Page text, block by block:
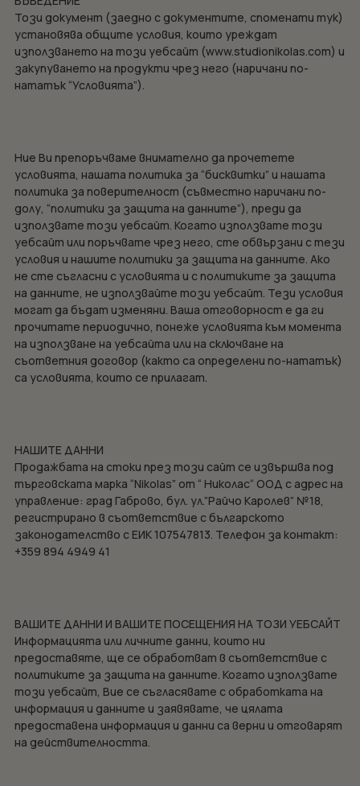
Този документ (заедно с документите, споменати тук)
установява общите условия, които уреждат
използването на този уебсайт (www.studionikolas.com) и
закупуването на продукти чрез него (наричани по-
нататък “Условията”).
Ние Ви препоръчваме внимателно да прочетете
условията, нашата политика за “бисквитки” и нашата
политика за поверителност (съвместно наричани по-
долу, “политики за защита на данните”), преди да
използвате този уебсайт. Когато използвате този
уебсайт или поръчвате чрез него, сте обвързани с тези
условия и нашите политики за защита на данните. Ако
не сте съгласни с условията и с политиките за защита
на данните, не използвайте този уебсайт. Тези условия
могат да бъдат изменяни. Ваша отговорност е да ги
прочитате периодично, понеже условията към момента
на използване на уебсайта или на сключване на
съответния договор (както са определени по-нататък)
са условията, които се прилагат.
НАШИТЕ ДАННИ
Продажбата на стоки през този сайт се извършва под
търговската марка “Nikolas” от “ Николас“ ООД с адрес на
управление: град Габрово, бул. ул.”Райчо Каролев” №18,
регистрирано в съответствие с българското
законодателство с ЕИК 107547813. Телефон за контакт:
+359 894 4949 41
ВАШИТЕ ДАННИ И ВАШИТЕ ПОСЕЩЕНИЯ НА ТОЗИ УЕБСАЙТ
Информацията или личните данни, които ни
предоставяте, ще се обработват в съответствие с
политиките за защита на данните. Когато използвате
този уебсайт, Вие се съгласявате с обработката на
информация и данните и заявявате, че цялата
предоставена информация и данни са верни и отговарят
на действителността.